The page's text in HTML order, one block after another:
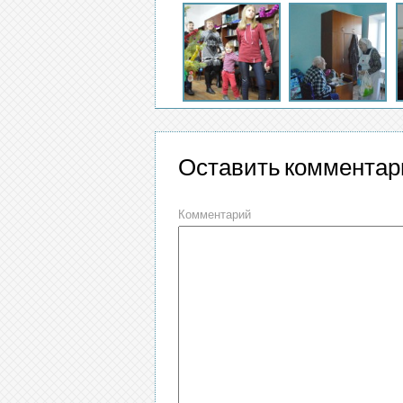
Оставить
Комментарий